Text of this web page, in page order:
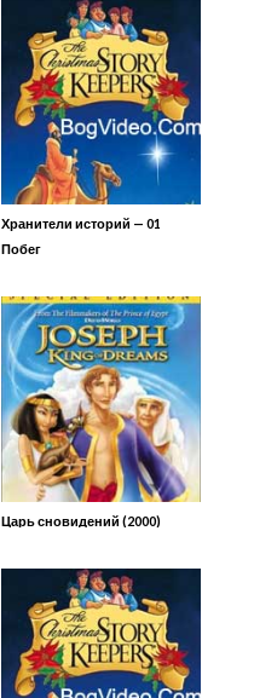
Хранители историй — 01
Побег
Царь сновидений (2000)